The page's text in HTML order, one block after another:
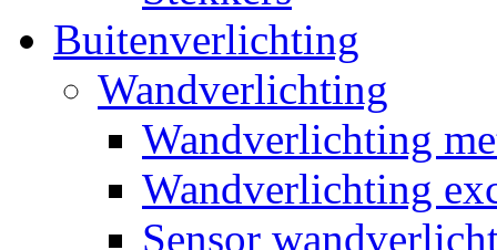
Buitenverlichting
Wandverlichting
Wandverlichting
Wandverlichting
Sensor